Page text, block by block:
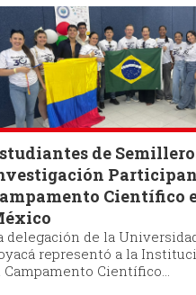
de
Científico
delegación de la
representó a la
Campamento Científico...
Ver más
Calendario
Académico Pregrados
Primer Semestre 2026